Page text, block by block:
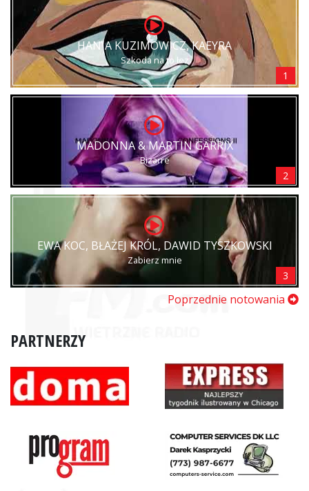
HANIA KUZIMOWICZ, KAEYRA
Szkoda na to łez
1
MADONNA & MARTIN GARRIX
Bizarre
2
EWA KOC, BŁAŻEJ KRÓL, DAWID TYSZKOWSKI
Zabierz mnie
3
Poprzednie notowania
PARTNERZY